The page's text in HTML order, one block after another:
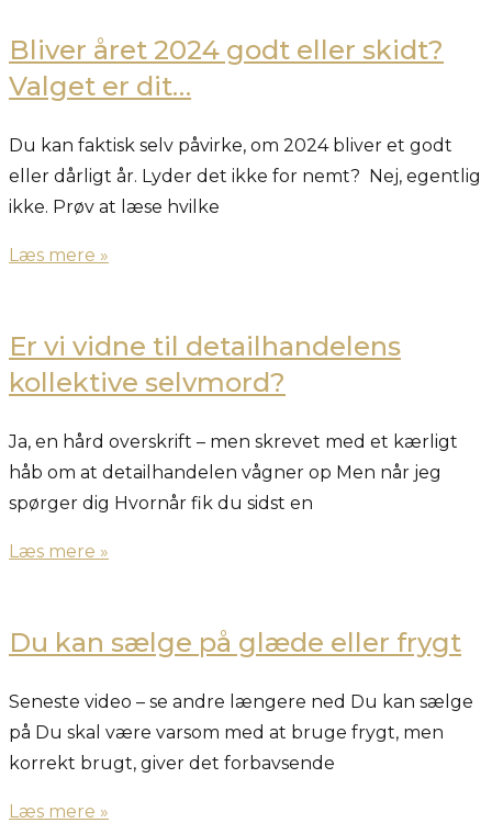
Bliver året 2024 godt eller skidt?
Valget er dit…
Du kan faktisk selv påvirke, om 2024 bliver et godt
eller dårligt år. Lyder det ikke for nemt? Nej, egentlig
ikke. Prøv at læse hvilke
Læs mere »
Er vi vidne til detailhandelens
kollektive selvmord?
Ja, en hård overskrift – men skrevet med et kærligt
håb om at detailhandelen vågner op Men når jeg
spørger dig Hvornår fik du sidst en
Læs mere »
Du kan sælge på glæde eller frygt
Seneste video – se andre længere ned Du kan sælge
på Du skal være varsom med at bruge frygt, men
korrekt brugt, giver det forbavsende
Læs mere »